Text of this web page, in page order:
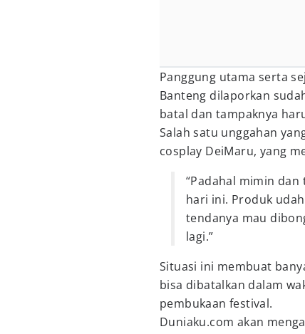
Panggung utama serta
Banteng dilaporkan
batal dan tampaknya
Salah satu unggahan
cosplay DeiMaru, yang
“Padahal mimin
hari ini. Produk
tendanya mau
lagi.”
Situasi ini membuat
bisa dibatalkan dalam
pembukaan festival.
Duniaku.com akan